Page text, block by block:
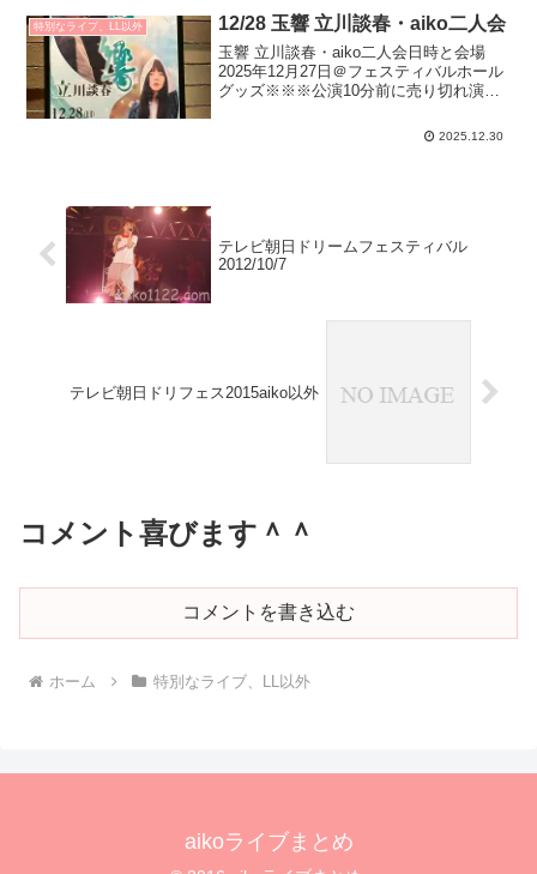
特別なライブ、LL以外 12/28 玉響 立川談春・aiko二人会
玉響 立川談春・aiko二人会日時と会場
2025年12月27日＠フェスティバルホール
グッズ※※※公演10分前に売り切れ演
わり目」↓aiko登場してトーク↓aikoライ
2025.12.30
テレビ朝日ドリームフェスティバル
2012/10/7
テレビ朝日ドリフェス2015aiko以外
コメント喜びます＾＾
コメントを書き込む
ホーム 特別なライブ、LL以外
aikoライブまとめ